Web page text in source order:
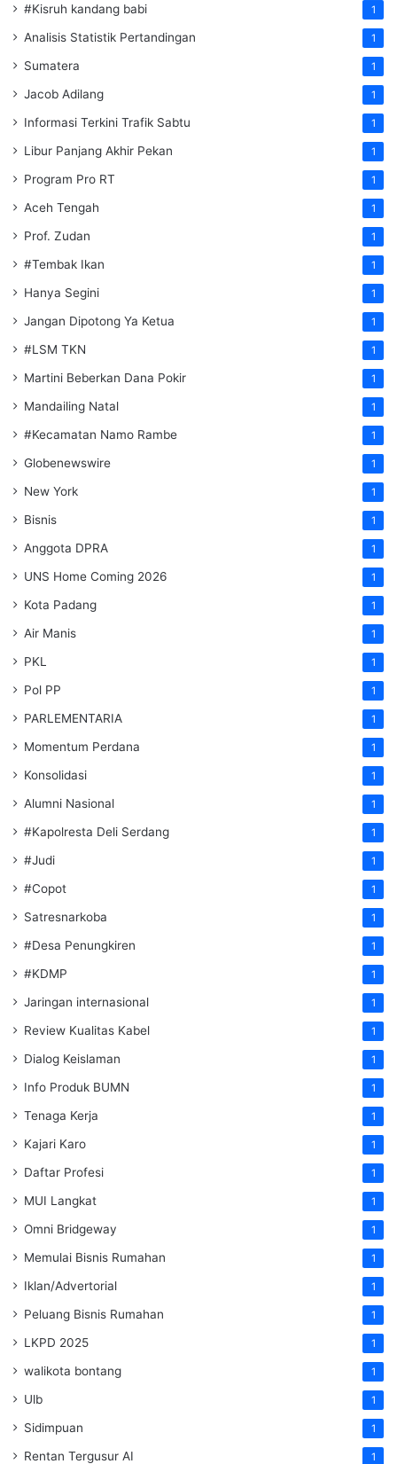
#Kisruh kandang babi 1
Analisis Statistik Pertandingan 1
Sumatera 1
Jacob Adilang 1
Informasi Terkini Trafik Sabtu 1
Libur Panjang Akhir Pekan 1
Program Pro RT 1
Aceh Tengah 1
Prof. Zudan 1
#Tembak Ikan 1
Hanya Segini 1
Jangan Dipotong Ya Ketua 1
#LSM TKN 1
Martini Beberkan Dana Pokir 1
Mandailing Natal 1
#Kecamatan Namo Rambe 1
Globenewswire 1
New York 1
Bisnis 1
Anggota DPRA 1
UNS Home Coming 2026 1
Kota Padang 1
Air Manis 1
PKL 1
Pol PP 1
PARLEMENTARIA 1
Momentum Perdana 1
Konsolidasi 1
Alumni Nasional 1
#Kapolresta Deli Serdang 1
#Judi 1
#Copot 1
Satresnarkoba 1
#Desa Penungkiren 1
#KDMP 1
Jaringan internasional 1
Review Kualitas Kabel 1
Dialog Keislaman 1
Info Produk BUMN 1
Tenaga Kerja 1
Kajari Karo 1
Daftar Profesi 1
MUI Langkat 1
Omni Bridgeway 1
Memulai Bisnis Rumahan 1
Iklan/Advertorial 1
Peluang Bisnis Rumahan 1
LKPD 2025 1
walikota bontang 1
Ulb 1
Sidimpuan 1
Rentan Tergusur AI 1